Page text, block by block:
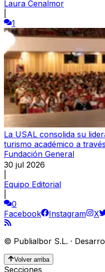
Laura Cenalmor
1
La USAL consolida su
turismo académico a
Fundación General
30 jul 2026
Equipo Editorial
0
Facebook
Instagram X
© Publialbor S.L. ·
Volver arriba
Secciones